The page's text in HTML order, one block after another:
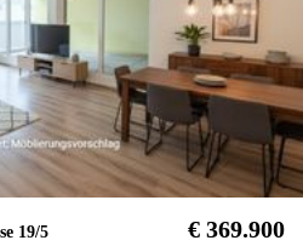
19/5 € 369.900